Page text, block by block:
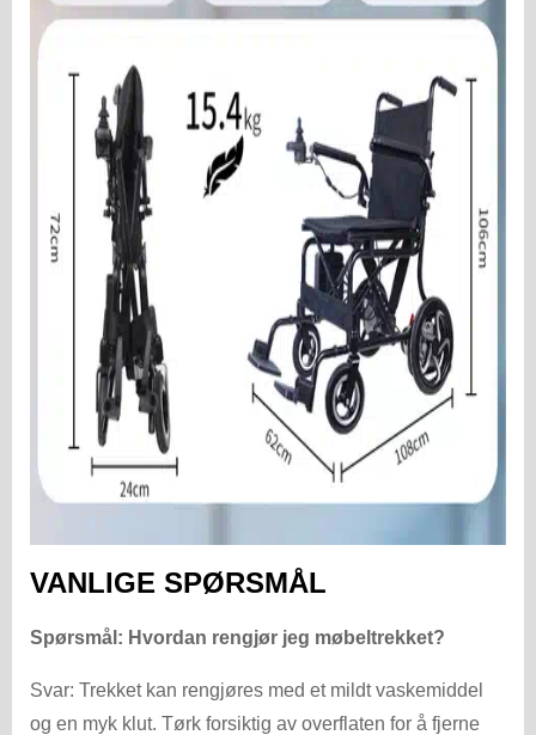
VANLIGE SPØRSMÅL
Spørsmål: Hvordan rengjør jeg møbeltrekket?
Svar: Trekket kan rengjøres med et mildt vaskemiddel
og en myk klut. Tørk forsiktig av overflaten for å fjerne